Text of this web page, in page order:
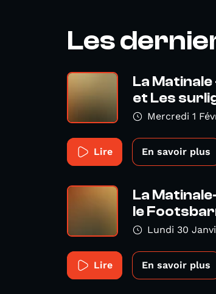
Les
La
et Les
Mercredi 1
Lire En savoir plus
La
le
Lundi 30
Lire En savoir plus